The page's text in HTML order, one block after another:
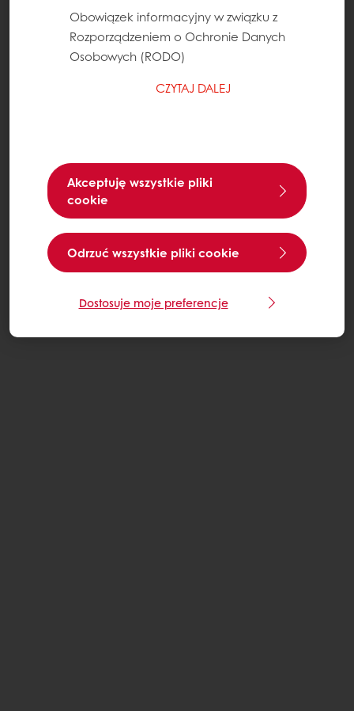
Obowiązek informacyjny w związku z
Rozporządzeniem o Ochronie Danych
Osobowych (RODO)
CZYTAJ DALEJ
Akceptuję wszystkie pliki
cookie
Odrzuć wszystkie pliki cookie
Dostosuje moje preferencje